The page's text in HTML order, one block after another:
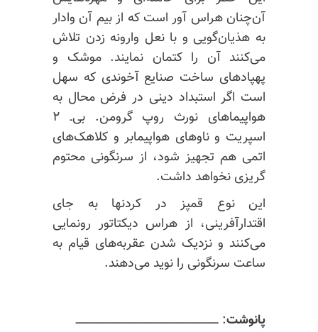
آن‌چنان هراس آور است که از بیم آن وادار
به هذیان‌گویی و با نعل وارونه زدن تلاش
می‌کنند آن را کتمان نمایند. موشک و
پهپادهای ساخت صنایع آخوندی که سهل
است اگر استبداد دینی در فرض محال به
هواپیماهای نورث روپ گرومن. بی‌ـ ۲
اسپریت و ناوهای هواپیمابر و کلاهک‌های
اتمی هم تجهیز شود، از سرنگونی محتوم
گریزی نخواهد داشت.
این نوع قمپز در کردنها به جای
اقتدارآفرینی، از هراس دیکتاتور رونمایی
می‌کنند و نزدیک شدن عقربه‌های قیام به
ساعت سرنگونی را نوید می‌دهند.
پانوشت: ـــــــــــــــــــــــــــــــــــــــــــــــــــــــــــــــــــ